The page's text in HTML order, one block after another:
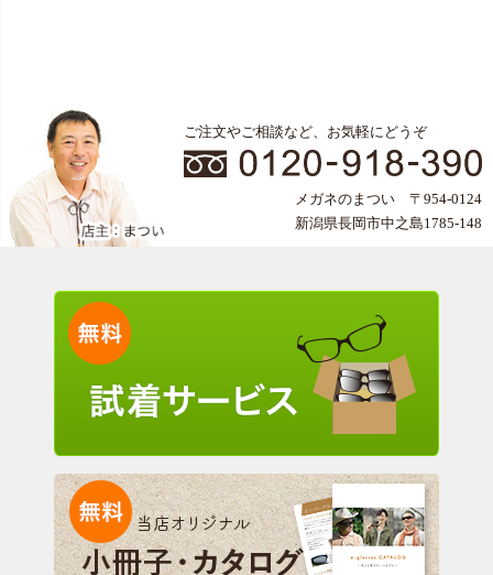
ご注文やご相談など、お気軽にどうぞ
メガネのまつい 〒954-0124
新潟県長岡市中之島1785-148